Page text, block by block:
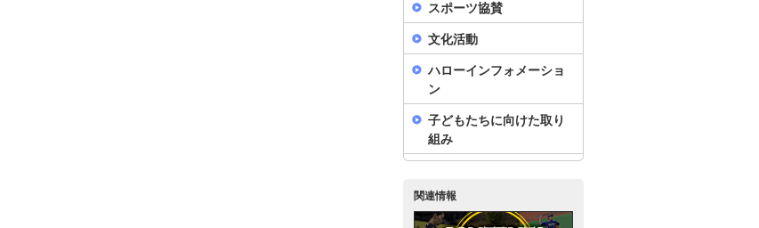
スポーツ協賛
文化活動
ハローインフォメーショ
ン
子どもたちに向けた取り
組み
関連情報